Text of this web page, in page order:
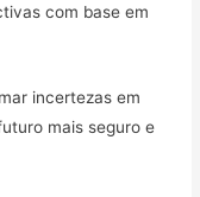
com base em
incertezas em
mais seguro e